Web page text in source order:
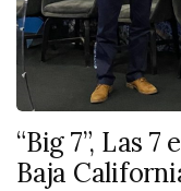
“Big 7”, Las
Baja